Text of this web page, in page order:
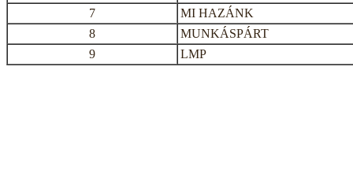
7
MI HAZÁNK
8
MUNKÁSPÁRT
9
LMP